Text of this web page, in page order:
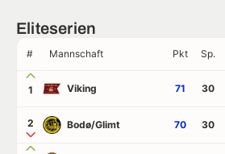
Eliteserien
# Mannschaft Pkt Sp.
1 Viking 71 30
2 Bodø/Glimt 70 30